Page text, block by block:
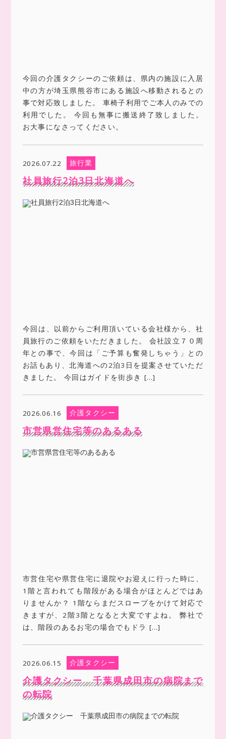
今回の介護タクシーのご依頼は、県内の施設に入居
中の方が埼玉県熊谷市にある施設へ移動されるとの
事で対応致しました。 車椅子利用でご本人のみでの
利用でした。 今回も無事に搬送終了致しました。
お大事になさってください。
2026.07.22 旅行業
社員旅行2泊3日北海道へ
今回は、以前からご利用頂いている会社様から、社
員旅行のご依頼をいただきました。 会社設立７０周
年との事で、今回は「ご予算も奮発しちゃう」との
お話もあり、北海道への2泊3日を提案させていただ
きました。 今回はガイドを街歩き […]
2026.06.16 介護タクシー
市営県営住宅等のあるある
市営住宅や県営住宅に退院やお迎えに行った時に、
1階と言われても階段がある場合がほとんどではあ
りませんか？ 1階ならまだスロープをかけて対応で
きますが、2階3階となると大変ですよね。 弊社で
は、階段のあるお宅の場合でもドラ […]
2026.06.15 介護タクシー
介護タクシー 千葉県成田市の病院まで
の転院